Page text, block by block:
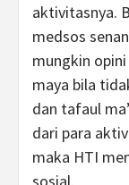
aktivitasnya.
medsos
mungkin
maya bila
dan tafaul
dari para
maka HTI